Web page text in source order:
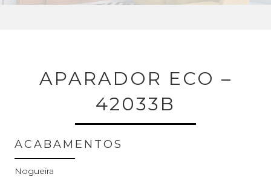
APARADOR ECO –
42033B
ACABAMENTOS
Nogueira